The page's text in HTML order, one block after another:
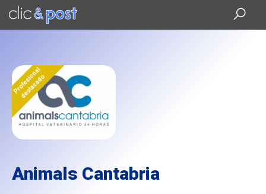
Saltar
contenido
Profesional
destacado
Animals Cantabria